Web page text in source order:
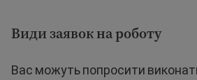
Види заявок на роботу
Вас можуть попросити